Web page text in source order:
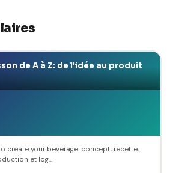
de A à Z: de l'idée au produit
create your beverage: concept, recette,
et log...